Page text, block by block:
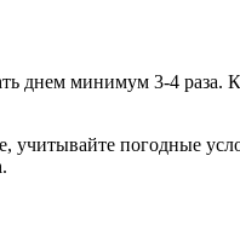
днем минимум 3-4
погодные